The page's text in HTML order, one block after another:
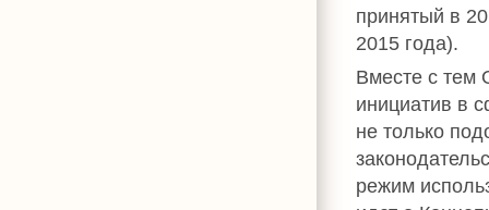
принятый в
2015 года).
Вместе с тем
инициатив в
не только
режим